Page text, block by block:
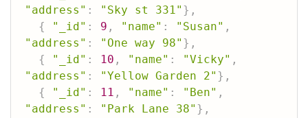
"address" : "Sky st 331" } ,
{
"_id" : 9 , "name" : "Susan" ,
"address" : "One way 98" } ,
{
"_id" : 10 , "name" : "Vicky" ,
"address" : "Yellow Garden 2" } ,
{
"_id" : 11 , "name" : "Ben" ,
"address" : "Park Lane 38" } ,